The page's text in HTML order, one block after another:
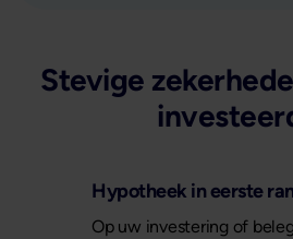
Stevige
Hypotheek in eerste
Op uw investering of